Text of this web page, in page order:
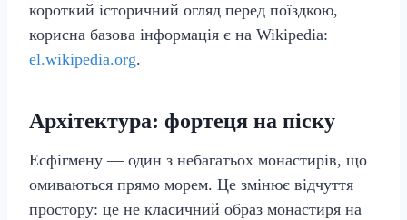
короткий історичний огляд перед поїздкою,
корисна базова інформація є на Wikipedia:
el.wikipedia.org.
Архітектура: фортеця на піску
Есфігмену — один з небагатьох монастирів, що
омиваються прямо морем. Це змінює відчуття
простору: це не класичний образ монастиря на